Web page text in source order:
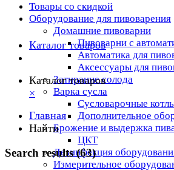
Товары со скидкой
Оборудование для пивоварения
Домашние пивоварни
Пивоварни с
Автоматика для
Аксессуары для
Затирание солода
Варка сусла
Cусловарочные
Дополнительное
Брожение и выдержка
ЦКТ
Дезинфекция
Измерительное
Каталог товаров
Каталог товаров
×
Главная
Найти
Search results (63)